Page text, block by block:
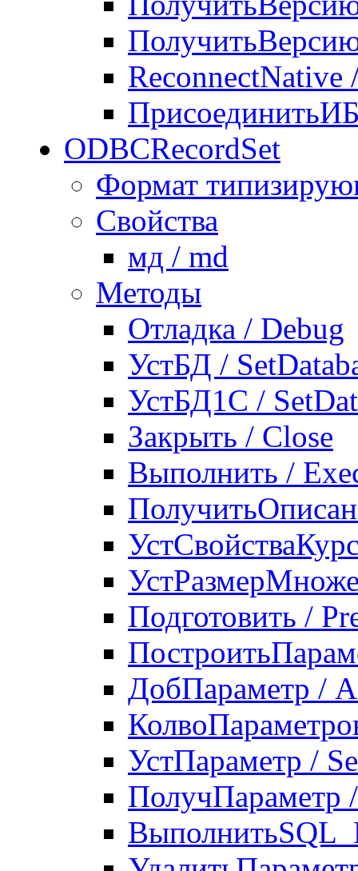
ReconnectNative
ODBCRecordSet
Формат
Свойства
мд / md
Методы
Отладка / Debug
УстБД /
УстБД1С /
Закрыть / Close
Выполнить /
Подготовить /
ДобПараметр /
УстПараметр /
ПолучПараметр